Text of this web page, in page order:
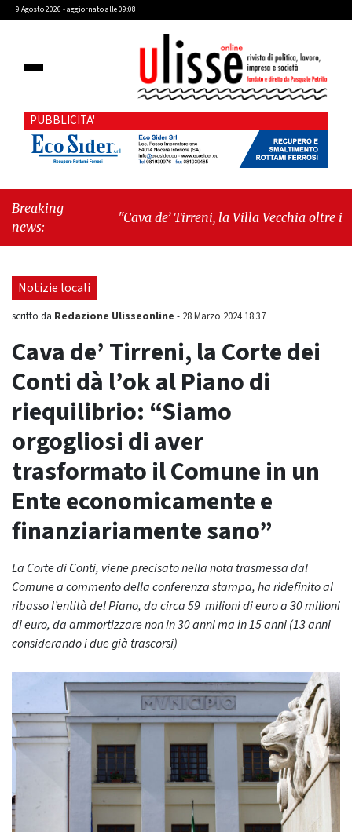
9 Agosto 2026 - aggiornato alle 09:08
PUBBLICITA'
Breaking
news:
"Cava de’ Tirreni, la Villa Vecchia oltre i
seduta consiliare: “Serve chiarezza!”"
Notizie locali
scritto da Redazione Ulisseonline - 28 Marzo 2024 18:37
Cava de’ Tirreni, la Corte dei
Conti dà l’ok al Piano di
riequilibrio: “Siamo
orgogliosi di aver
trasformato il Comune in un
Ente economicamente e
finanziariamente sano”
La Corte di Conti, viene precisato nella nota trasmessa dal
Comune a commento della conferenza stampa, ha ridefinito al
ribasso l’entità del Piano, da circa 59 milioni di euro a 30 milioni
di euro, da ammortizzare non in 30 anni ma in 15 anni (13 anni
considerando i due già trascorsi)